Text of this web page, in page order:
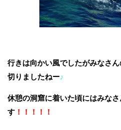
行きは向かい風でしたがみなさ
切りましたねー♪
休憩の洞窟に着いた頃にはみな
す ！！！！！